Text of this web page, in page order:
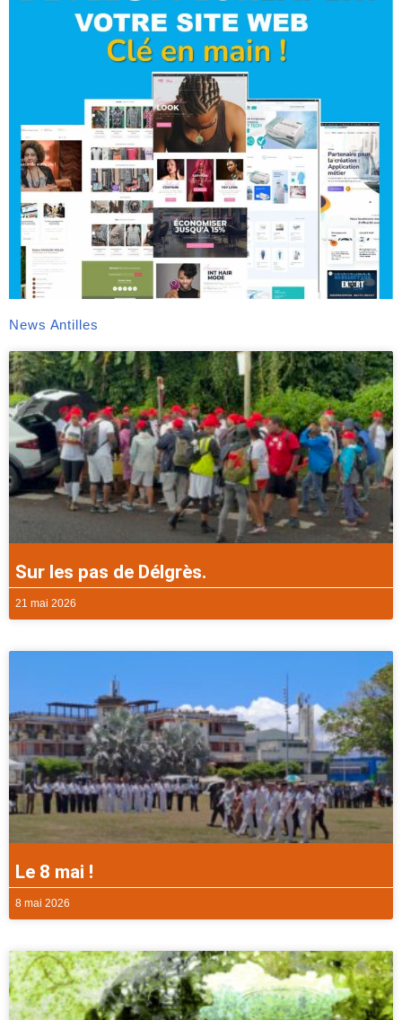
News Antilles
Sur les pas de Délgrès.
21 mai 2026
Le 8 mai !
8 mai 2026